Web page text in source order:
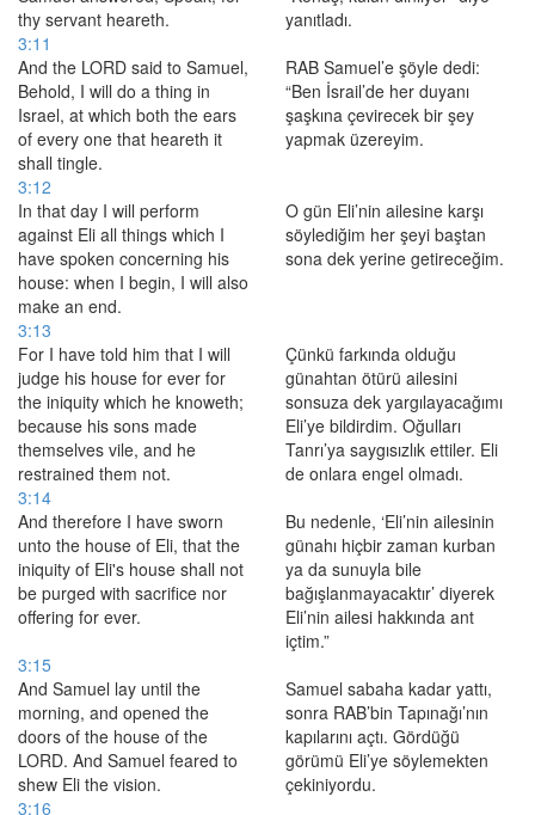
thy servant heareth.
yanıtladı.
3:11
And the LORD said to Samuel,
Behold, I will do a thing in
Israel, at which both the ears
of every one that heareth it
shall tingle.
RAB Samuel’e şöyle dedi:
“Ben İsrail’de her duyanı
şaşkına çevirecek bir şey
yapmak üzereyim.
3:12
In that day I will perform
against Eli all things which I
have spoken concerning his
house: when I begin, I will also
make an end.
O gün Eli’nin ailesine karşı
söylediğim her şeyi baştan
sona dek yerine getireceğim.
3:13
For I have told him that I will
judge his house for ever for
the iniquity which he knoweth;
because his sons made
themselves vile, and he
restrained them not.
Çünkü farkında olduğu
günahtan ötürü ailesini
sonsuza dek yargılayacağımı
Eli’ye bildirdim. Oğulları
Tanrı’ya saygısızlık ettiler. Eli
de onlara engel olmadı.
3:14
And therefore I have sworn
unto the house of Eli, that the
iniquity of Eli's house shall not
be purged with sacrifice nor
offering for ever.
Bu nedenle, ‘Eli’nin ailesinin
günahı hiçbir zaman kurban
ya da sunuyla bile
bağışlanmayacaktır’ diyerek
Eli’nin ailesi hakkında ant
içtim.”
3:15
And Samuel lay until the
morning, and opened the
doors of the house of the
LORD. And Samuel feared to
shew Eli the vision.
Samuel sabaha kadar yattı,
sonra RAB’bin Tapınağı’nın
kapılarını açtı. Gördüğü
görümü Eli’ye söylemekten
çekiniyordu.
3:16